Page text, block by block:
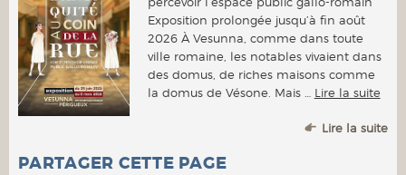
Exposition prolongée jusqu’à fin août
2026 À Vesunna, comme dans toute
ville romaine, les notables vivaient dans
des domus, de riches maisons comme
la domus de Vésone. Mais … Lire la suite
Lire la suite
PARTAGER CETTE PAGE